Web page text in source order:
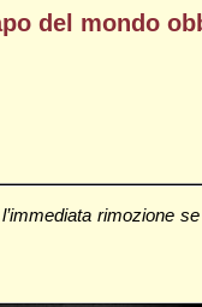
del mondo
rimozione